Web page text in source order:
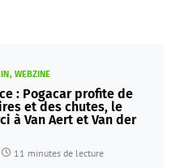
WEBZINE
: Pogacar profite de
et des chutes, le
à Van Aert et Van der
11 minutes de lecture